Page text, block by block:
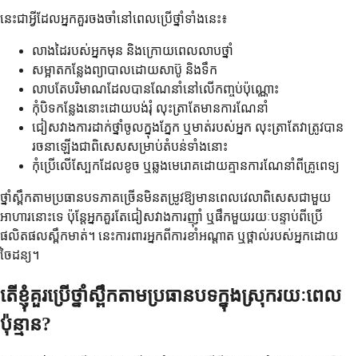
នេះជាអ្វីដែលអ្នកគួរចងចាំនៅពេលប្រើថ្នាំទាំងនេះ៖
លាងដៃរបស់អ្នកមុន និងក្រោយពេលលាបថ្នាំ
សម្អាតកន្លែងព្យាបាលដោយសាប៊ូ និងទឹក
លាបតែបរិមាណដែលបានណែនាំនៅលើកញ្ចប់ប៉ុណ្ណោះ
កុំបិទកន្លែងនោះដោយបង់រុំ លុះត្រាតែមានការណែនាំ
ជៀសវាងការដាក់ថ្នាំចូលក្នុងភ្នែក ឬមាត់របស់អ្នក លុះត្រាតែវាត្រូវបាន
រចនាឡើងជាពិសេសសម្រាប់តំបន់ទាំងនោះ
កុំប្រើលើស្បែកដែលខូច ឬឆ្លងមេរោគដោយគ្មានការណែនាំពីគ្រូពេទ្យ
ថ្នាំស្ពឹកតាមប្រធានបទភាគច្រើនមិនតម្រូវឱ្យមានពេលវេលាពិសេសជាមួយ
អាហារនោះទេ ប៉ុន្តែអ្នកគួរតែជៀសវាងការញ៉ាំ ឬផឹកមួយរយៈបន្ទាប់ពីប្រើ
ផលិតផលស្ពឹកមាត់។ នេះការពារអ្នកពីការខាំអណ្តាត ឬថ្ពាល់របស់អ្នកដោយ
ចៃដន្យ។
តើខ្ញុំគួរប្រើថ្នាំស្ពឹកតាមប្រធានបទក្នុងស្រុករយៈពេល
ប៉ុន្មាន?